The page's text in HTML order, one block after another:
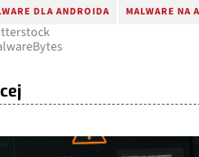
DLA ANDROIDA MALWARE NA